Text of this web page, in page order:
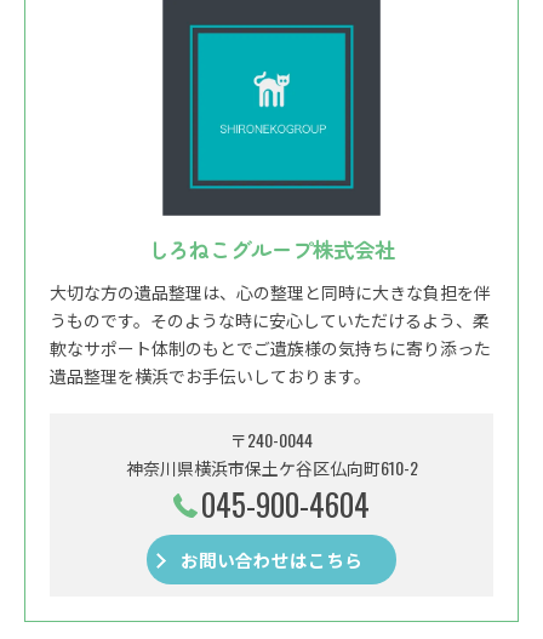
しろねこグループ株式会社
大切な方の遺品整理は、心の整理と同時に大きな負担を伴
うものです。そのような時に安心していただけるよう、柔
軟なサポート体制のもとでご遺族様の気持ちに寄り添った
遺品整理を横浜でお手伝いしております。
〒240-0044
神奈川県横浜市保土ケ谷区仏向町610-2
045-900-4604
お問い合わせはこちら